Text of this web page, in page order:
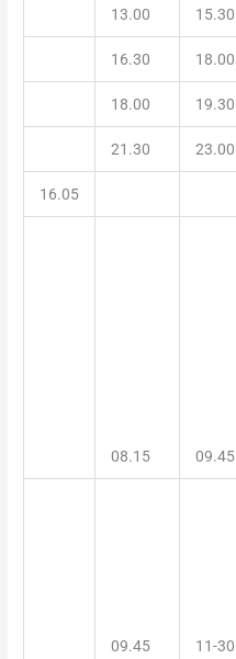
13.00 15.30
16.30 18.00
18.00 19.30
21.30 23.00
16.05
08.15 09.45
09.45 11-30